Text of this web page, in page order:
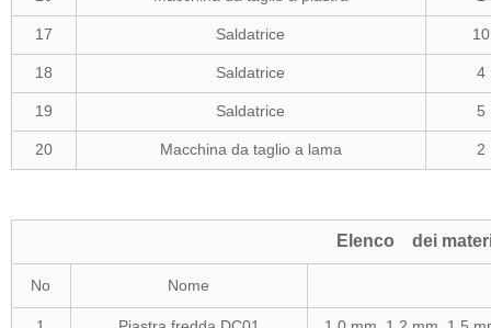
17 Saldatrice 10
18 Saldatrice 4
19 Saldatrice 5
20 Macchina da taglio a lama 2
Elenco dei
No Nome